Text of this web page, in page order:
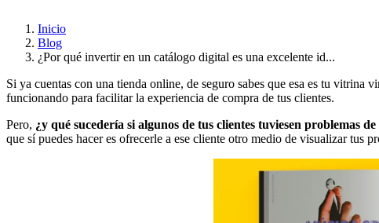
Inicio
Blog
¿Por qué invertir en un catálogo digital es una excelente id...
Si ya cuentas con una tienda online, de seguro sabes que esa es tu vitrina
funcionando para facilitar la experiencia de compra de tus clientes.
Pero, ¿y qué sucedería si algunos de tus clientes tuviesen problemas
que sí puedes hacer es ofrecerle a ese cliente otro medio de visualizar tus